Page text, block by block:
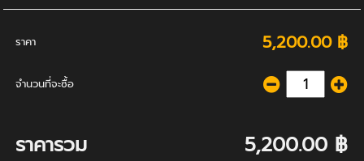
ราคา 5,200.00 ฿
จำนวนที่จะซื้อ
ราคารวม 5,200.00 ฿